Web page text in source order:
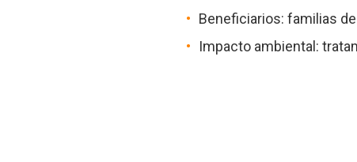
Beneficiarios: familias
Impacto ambiental: